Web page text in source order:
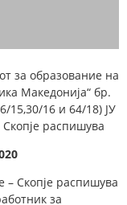
за образование на
Македонија“ бр.
15,30/16 и 64/18) ЈУ
распишува
– Скопје распишува
за